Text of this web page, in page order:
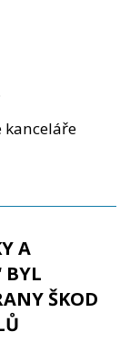
kanceláře
A
BYL
ŠKOD